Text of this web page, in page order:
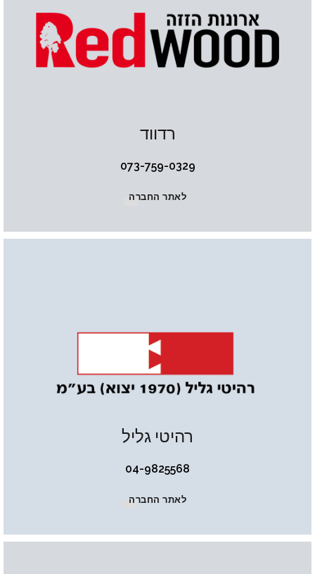
רדווד
073-759-0329
לאתר החברה
רהיטי גליל
04-9825568
לאתר החברה